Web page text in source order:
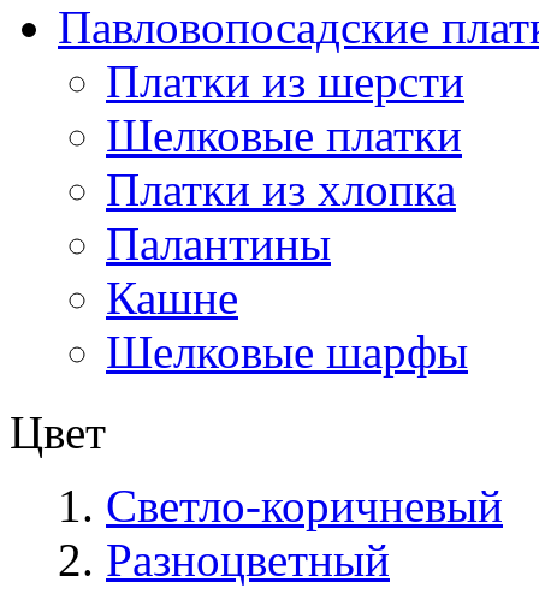
Павловопосадские
Платки из шерсти
Шелковые платки
Платки из хлопка
Палантины
Кашне
Шелковые шарфы
Цвет
Светло-коричневый
Разноцветный